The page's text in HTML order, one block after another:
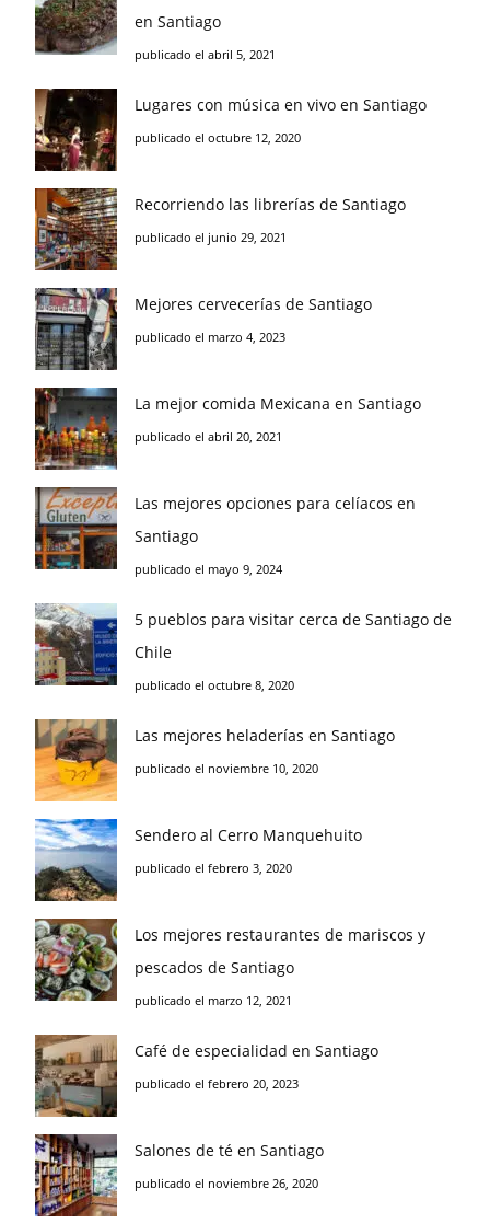
en Santiago
publicado el abril 5, 2021
Lugares con música en vivo en Santiago
publicado el octubre 12, 2020
Recorriendo las librerías de Santiago
publicado el junio 29, 2021
Mejores cervecerías de Santiago
publicado el marzo 4, 2023
La mejor comida Mexicana en Santiago
publicado el abril 20, 2021
Las mejores opciones para celíacos en
Santiago
publicado el mayo 9, 2024
5 pueblos para visitar cerca de Santiago de
Chile
publicado el octubre 8, 2020
Las mejores heladerías en Santiago
publicado el noviembre 10, 2020
Sendero al Cerro Manquehuito
publicado el febrero 3, 2020
Los mejores restaurantes de mariscos y
pescados de Santiago
publicado el marzo 12, 2021
Café de especialidad en Santiago
publicado el febrero 20, 2023
Salones de té en Santiago
publicado el noviembre 26, 2020